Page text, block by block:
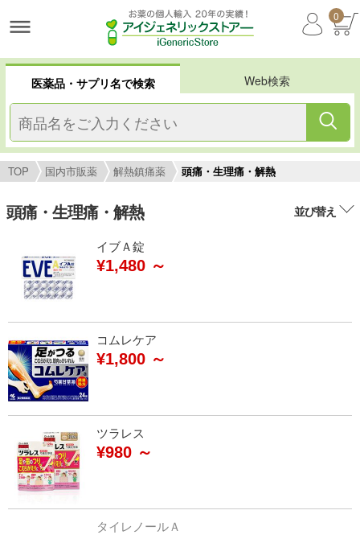
0
医薬品・サプリ名で検索 Web検索
TOP 国内市販薬 解熱鎮痛薬 頭痛・生理痛・解熱
頭痛・生理痛・解熱 並び替え
イブＡ錠
¥1,480 ～
コムレケア
¥1,800 ～
ツラレス
¥980 ～
タイレノールＡ